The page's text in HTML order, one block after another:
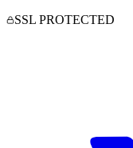
SSL PROTECTED